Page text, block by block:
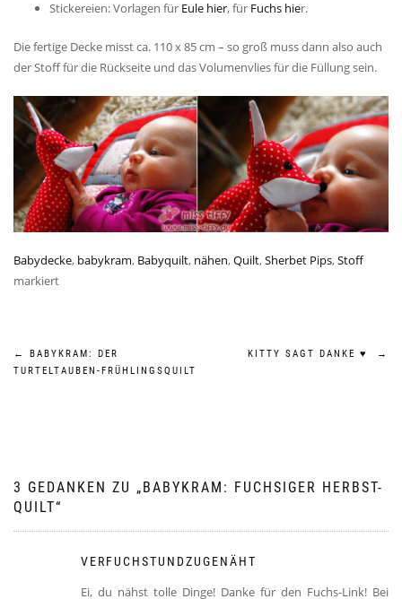
Stickereien: Vorlagen für Eule hier, für Fuchs hier.
Die fertige Decke misst ca. 110 x 85 cm – so groß muss dann also auch
der Stoff für die Rückseite und das Volumenvlies für die Füllung sein.
Babydecke, babykram, Babyquilt, nähen,Quilt,Sherbet Pips,Stoff
markiert
Beitragsnavigation
←
BABYKRAM: DER
TURTELTAUBEN-FRÜHLINGSQUILT
KITTY SAGT DANKE ♥ →
3 GEDANKEN ZU „ BABYKRAM: FUCHSIGER HERBST-
QUILT“
VERFUCHSTUNDZUGENÄHT
Ei, du nähst tolle Dinge! Danke für den Fuchs-Link! Bei